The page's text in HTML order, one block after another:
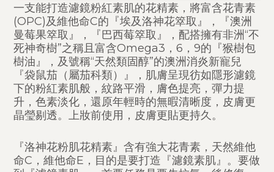
一支能打造濾鏡粉紅素肌的花精素，將富含花青素
(OPC)及維他命C的『埃及洛神花箤取』，『澳洲
曼莓果箤取』，『巴西莓箤取』，配搭擁有非洲“不
死神奇樹”之稱且富含Omega3，6，9的『猴樹包
樹油』，及號稱“天然類固醇”的澳洲消炎新寵兒
『袋鼠茄（屬茄科類）』，肌膚呈現彷如隱形濾鏡
下的粉紅素肌般，紋路平滑，膚色提亮，彈力提
升，色素淡化，還原年輕時的無暇清晰度，皮膚更
晶瑩剔透。上妝前使用，皮膚更貼更持久。
『洛神花粉肌花精素』含有強大花青素，天然維他
命C，維他命E，目的是要打造『濾鏡素肌』。要做